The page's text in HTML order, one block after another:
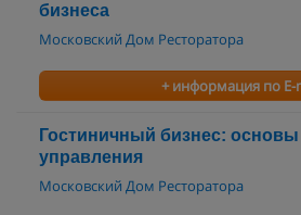
бизнеса
Московский Дом Ресторатора
+ информация по E-
Гостиничный бизнес:
управления
Московский Дом Ресторатора